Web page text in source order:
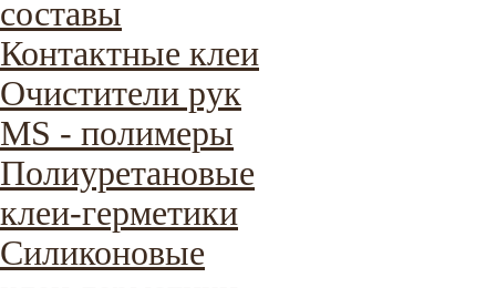
составы
Контактные клеи
Очистители рук
MS - полимеры
Полиуретановые
клеи-герметики
Силиконовые